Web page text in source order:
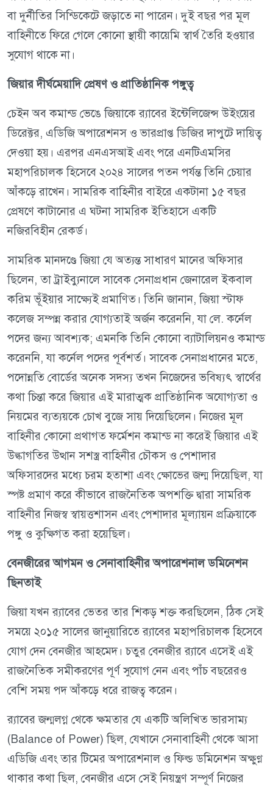
বা দুর্নীতির সিন্ডিকেটে জড়াতে না পারেন। দুই বছর পর মূল
বাহিনীতে ফিরে গেলে কোনো স্থায়ী কায়েমি স্বার্থ তৈরি হওয়ার
সুযোগ থাকে না।
জিয়ার দীর্ঘমেয়াদি প্রেষণ ও প্রাতিষ্ঠানিক পঙ্গুত্ব
চেইন অব কমান্ড ভেঙে জিয়াকে র‍্যাবের ইন্টেলিজেন্স উইংয়ের
ডিরেক্টর, এডিজি অপারেশনস ও ভারপ্রাপ্ত ডিজির দাপুটে দায়িত্ব
দেওয়া হয়। এরপর এনএসআই এবং পরে এনটিএমসির
মহাপরিচালক হিসেবে ২০২৪ সালের পতন পর্যন্ত তিনি চেয়ার
আঁকড়ে রাখেন। সামরিক বাহিনীর বাইরে একটানা ১৫ বছর
প্রেষণে কাটানোর এ ঘটনা সামরিক ইতিহাসে একটি
নজিরবিহীন রেকর্ড।
সামরিক মানদণ্ডে জিয়া যে অত্যন্ত সাধারণ মানের অফিসার
ছিলেন, তা ট্রাইব্যুনালে সাবেক সেনাপ্রধান জেনারেল ইকবাল
করিম ভূঁইয়ার সাক্ষ্যেই প্রমাণিত। তিনি জানান, জিয়া স্টাফ
কলেজ সম্পন্ন করার যোগ্যতাই অর্জন করেননি, যা লে. কর্নেল
পদের জন্য আবশ্যক; এমনকি তিনি কোনো ব্যাটালিয়নও কমান্ড
করেননি, যা কর্নেল পদের পূর্বশর্ত। সাবেক সেনাপ্রধানের মতে,
পদোন্নতি বোর্ডের অনেক সদস্য তখন নিজেদের ভবিষ্যৎ স্বার্থের
কথা চিন্তা করে জিয়ার এই মারাত্মক প্রাতিষ্ঠানিক অযোগ্যতা ও
নিয়মের ব্যত্যয়কে চোখ বুজে সায় দিয়েছিলেন। নিজের মূল
বাহিনীর কোনো প্রথাগত ফর্মেশন কমান্ড না করেই জিয়ার এই
উল্কাগতির উত্থান সশস্ত্র বাহিনীর চৌকস ও পেশাদার
অফিসারদের মধ্যে চরম হতাশা এবং ক্ষোভের জন্ম দিয়েছিল, যা
স্পষ্ট প্রমাণ করে কীভাবে রাজনৈতিক অপশক্তি দ্বারা সামরিক
বাহিনীর নিজস্ব স্বায়ত্তশাসন এবং পেশাদার মূল্যায়ন প্রক্রিয়াকে
পঙ্গু ও কুক্ষিগত করা হয়েছিল।
বেনজীরের আগমন ও সেনাবাহিনীর অপারেশনাল ডমিনেশন
ছিনতাই
জিয়া যখন র‍্যাবের ভেতর তার শিকড় শক্ত করছিলেন, ঠিক সেই
সময়ে ২০১৫ সালের জানুয়ারিতে র‍্যাবের মহাপরিচালক হিসেবে
যোগ দেন বেনজীর আহমেদ। চতুর বেনজীর র‍্যাবে এসেই এই
রাজনৈতিক সমীকরণের পূর্ণ সুযোগ নেন এবং পাঁচ বছরেরও
বেশি সময় পদ আঁকড়ে ধরে রাজত্ব করেন।
র‍্যাবের জন্মলগ্ন থেকে ক্ষমতার যে একটি অলিখিত ভারসাম্য
(Balance of Power) ছিল, যেখানে সেনাবাহিনী থেকে আসা
এডিজি এবং তার টিমের অপারেশনাল ও ফিল্ড ডমিনেশন অক্ষুণ্ণ
থাকার কথা ছিল, বেনজীর এসে সেই নিয়ন্ত্রণ সম্পূর্ণ নিজের